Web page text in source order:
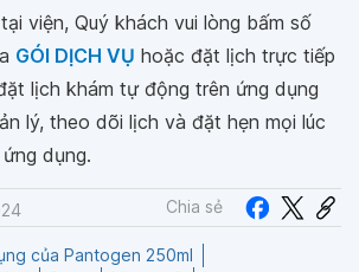
viện, Quý khách vui lòng bấm số
GÓI DỊCH VỤ hoặc đặt lịch trực tiếp
lịch khám tự động trên ứng dụng
lý, theo dõi lịch và đặt hẹn mọi lúc
dụng.
Chia sẻ
của Pantogen 250ml